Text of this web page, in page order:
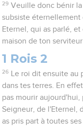
29 Veuille donc bénir
subsiste
Eternel, qui as parlé,
maison de ton
1 Rois 2
26
Le roi dit ensuite
dans tes terres. En
pas mourir
Seigneur, de l'Eternel,
as pris part à toutes